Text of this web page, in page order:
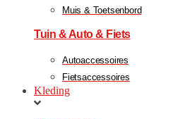
Muis & Toetsenbord
Tuin & Auto & Fiets
Autoaccessoires
Fietsaccessoires
Kleding